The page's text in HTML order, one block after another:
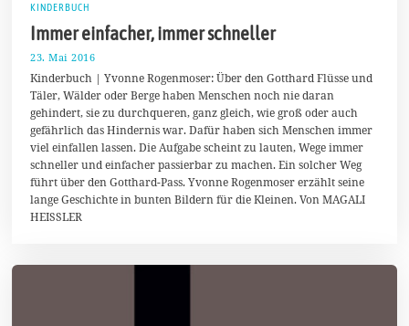
KINDERBUCH
Immer einfacher, immer schneller
23. Mai 2016
.
A
u
g
u
s
t
2
1
Kinderbuch | Yvonne Rogenmoser: Über den Gotthard Flüsse und
Täler, Wälder oder Berge haben Menschen noch nie daran
gehindert, sie zu durchqueren, ganz gleich, wie groß oder auch
gefährlich das Hindernis war. Dafür haben sich Menschen immer
viel einfallen lassen. Die Aufgabe scheint zu lauten, Wege immer
schneller und einfacher passierbar zu machen. Ein solcher Weg
führt über den Gotthard-Pass. Yvonne Rogenmoser erzählt seine
lange Geschichte in bunten Bildern für die Kleinen. Von MAGALI
HEISSLER